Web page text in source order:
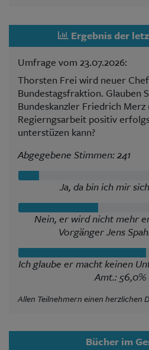
Ergebnis der
Umfrage vom 23.07.2026:
Thorsten Frei wird neuer
Bundestagsfraktion. Glauben
Bundeskanzler Friedrich
Regierngsarbeit positiv
unterstüzen kann?
Abgegebene Stimmen: 241
Ja, da bin ich mir
Nein, er wird nicht mehr
Vorgänger Jens
Ich glaube er macht keinen
Amt.: 56,0%
Allen Teilnehmern einen herzlichen
Bücher im